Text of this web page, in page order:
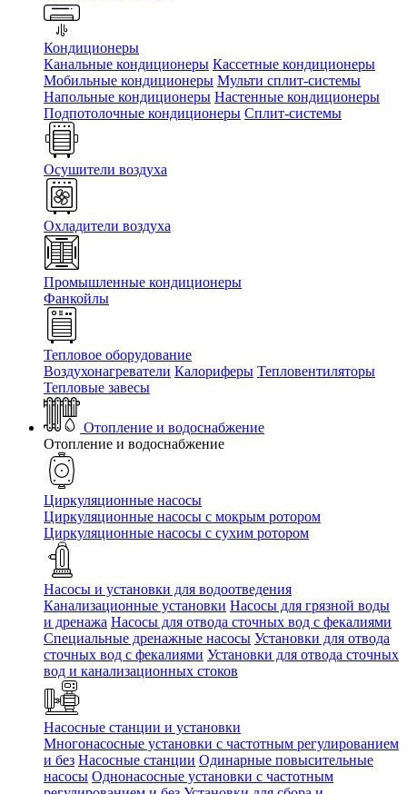
Кондиционеры
Канальные кондиционеры Кассетные кондиционеры
Мобильные кондиционеры Мульти сплит-системы
Напольные кондиционеры Настенные кондиционеры
Подпотолочные кондиционеры Сплит-системы
Осушители воздуха
Охладители воздуха
Промышленные кондиционеры
Фанкойлы
Тепловое оборудование
Воздухонагреватели Калориферы Тепловентиляторы
Тепловые завесы
Отопление и водоснабжение
Отопление и водоснабжение
Циркуляционные насосы
Циркуляционные насосы с мокрым ротором
Циркуляционные насосы с сухим ротором
Насосы и установки для водоотведения
Канализационные установки Насосы для грязной воды
и дренажа Насосы для отвода сточных вод c фекалиями
Специальные дренажные насосы Установки для отвода
сточных вод c фекалиями Установки для отвода сточных
вод и канализационных стоков
Насосные станции и установки
Многонасосные установки с частотным регулированием
и без Насосные станции Одинарные повысительные
насосы Однонасосные установки с частотным